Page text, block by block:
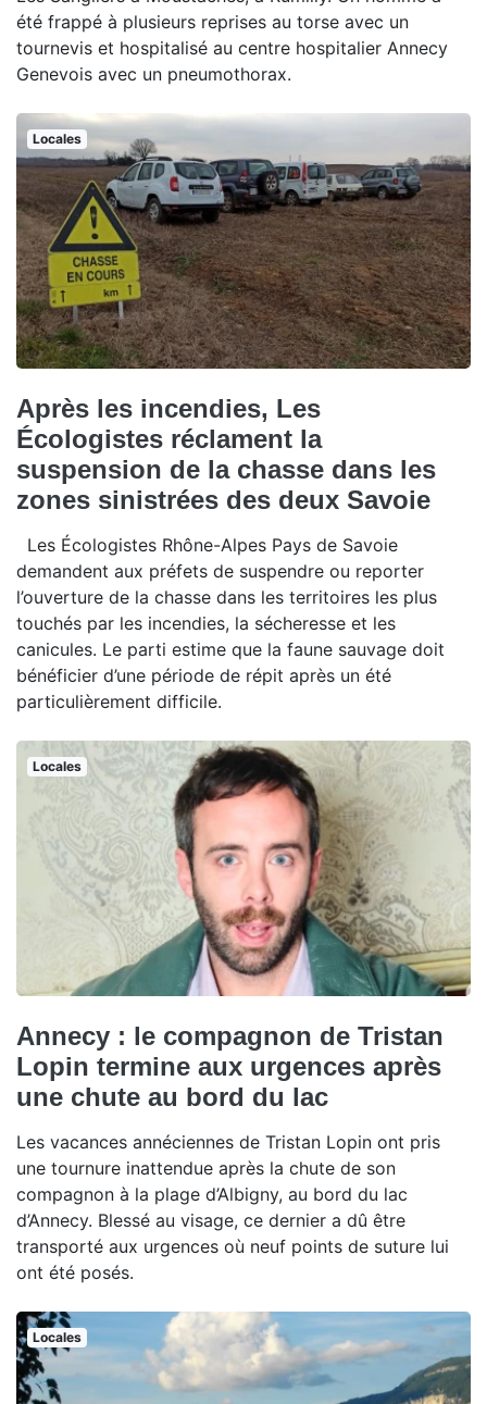
été frappé à plusieurs reprises au torse avec un
tournevis et hospitalisé au centre hospitalier Annecy
Genevois avec un pneumothorax.
Locales
Après les incendies, Les
Écologistes réclament la
suspension de la chasse dans les
zones sinistrées des deux Savoie
Les Écologistes Rhône-Alpes Pays de Savoie
demandent aux préfets de suspendre ou reporter
l’ouverture de la chasse dans les territoires les plus
touchés par les incendies, la sécheresse et les
canicules. Le parti estime que la faune sauvage doit
bénéficier d’une période de répit après un été
particulièrement difficile.
Locales
Annecy : le compagnon de Tristan
Lopin termine aux urgences après
une chute au bord du lac
Les vacances annéciennes de Tristan Lopin ont pris
une tournure inattendue après la chute de son
compagnon à la plage d’Albigny, au bord du lac
d’Annecy. Blessé au visage, ce dernier a dû être
transporté aux urgences où neuf points de suture lui
ont été posés.
Locales